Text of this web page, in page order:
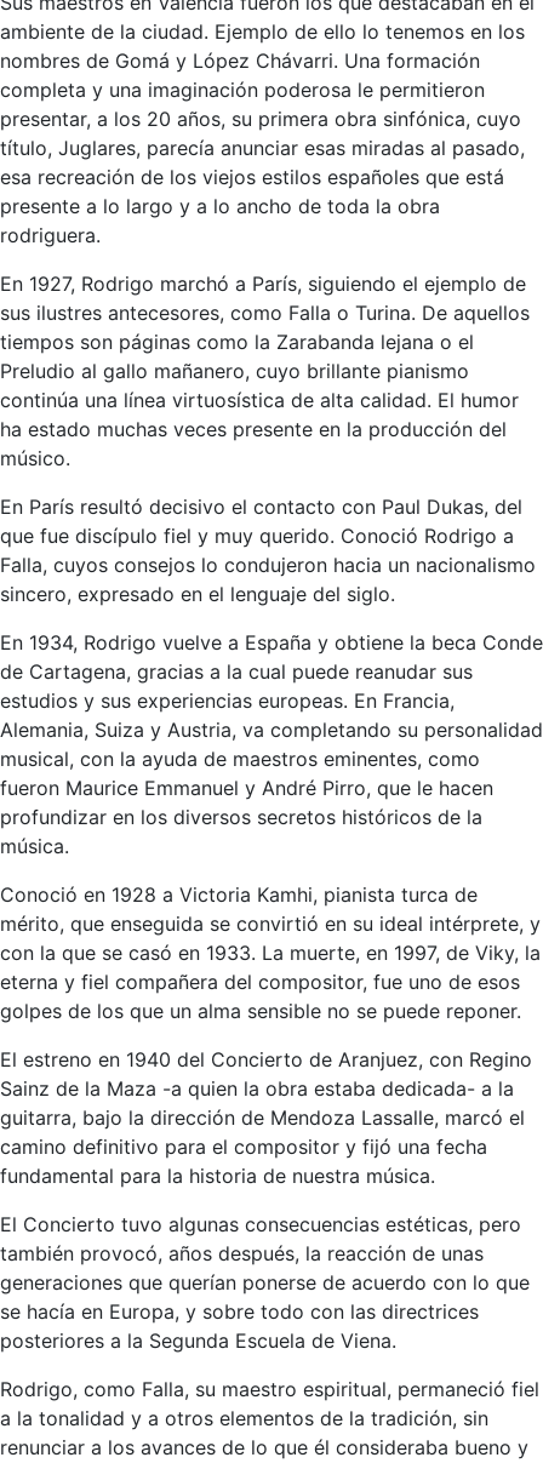
ambiente de la ciudad. Ejemplo de ello lo tenemos en los
nombres de Gomá y López Chávarri. Una formación
completa y una imaginación poderosa le permitieron
presentar, a los 20 años, su primera obra sinfónica, cuyo
título, Juglares, parecía anunciar esas miradas al pasado,
esa recreación de los viejos estilos españoles que está
presente a lo largo y a lo ancho de toda la obra
rodriguera.
En 1927, Rodrigo marchó a París, siguiendo el ejemplo de
sus ilustres antecesores, como Falla o Turina. De aquellos
tiempos son páginas como la Zarabanda lejana o el
Preludio al gallo mañanero, cuyo brillante pianismo
continúa una línea virtuosística de alta calidad. El humor
ha estado muchas veces presente en la producción del
músico.
En París resultó decisivo el contacto con Paul Dukas, del
que fue discípulo fiel y muy querido. Conoció Rodrigo a
Falla, cuyos consejos lo condujeron hacia un nacionalismo
sincero, expresado en el lenguaje del siglo.
En 1934, Rodrigo vuelve a España y obtiene la beca Conde
de Cartagena, gracias a la cual puede reanudar sus
estudios y sus experiencias europeas. En Francia,
Alemania, Suiza y Austria, va completando su personalidad
musical, con la ayuda de maestros eminentes, como
fueron Maurice Emmanuel y André Pirro, que le hacen
profundizar en los diversos secretos históricos de la
música.
Conoció en 1928 a Victoria Kamhi, pianista turca de
mérito, que enseguida se convirtió en su ideal intérprete, y
con la que se casó en 1933. La muerte, en 1997, de Viky, la
eterna y fiel compañera del compositor, fue uno de esos
golpes de los que un alma sensible no se puede reponer.
El estreno en 1940 del Concierto de Aranjuez, con Regino
Sainz de la Maza -a quien la obra estaba dedicada- a la
guitarra, bajo la dirección de Mendoza Lassalle, marcó el
camino definitivo para el compositor y fijó una fecha
fundamental para la historia de nuestra música.
El Concierto tuvo algunas consecuencias estéticas, pero
también provocó, años después, la reacción de unas
generaciones que querían ponerse de acuerdo con lo que
se hacía en Europa, y sobre todo con las directrices
posteriores a la Segunda Escuela de Viena.
Rodrigo, como Falla, su maestro espiritual, permaneció fiel
a la tonalidad y a otros elementos de la tradición, sin
renunciar a los avances de lo que él consideraba bueno y